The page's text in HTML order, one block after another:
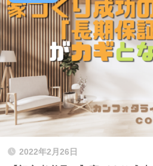
2022年2月26日